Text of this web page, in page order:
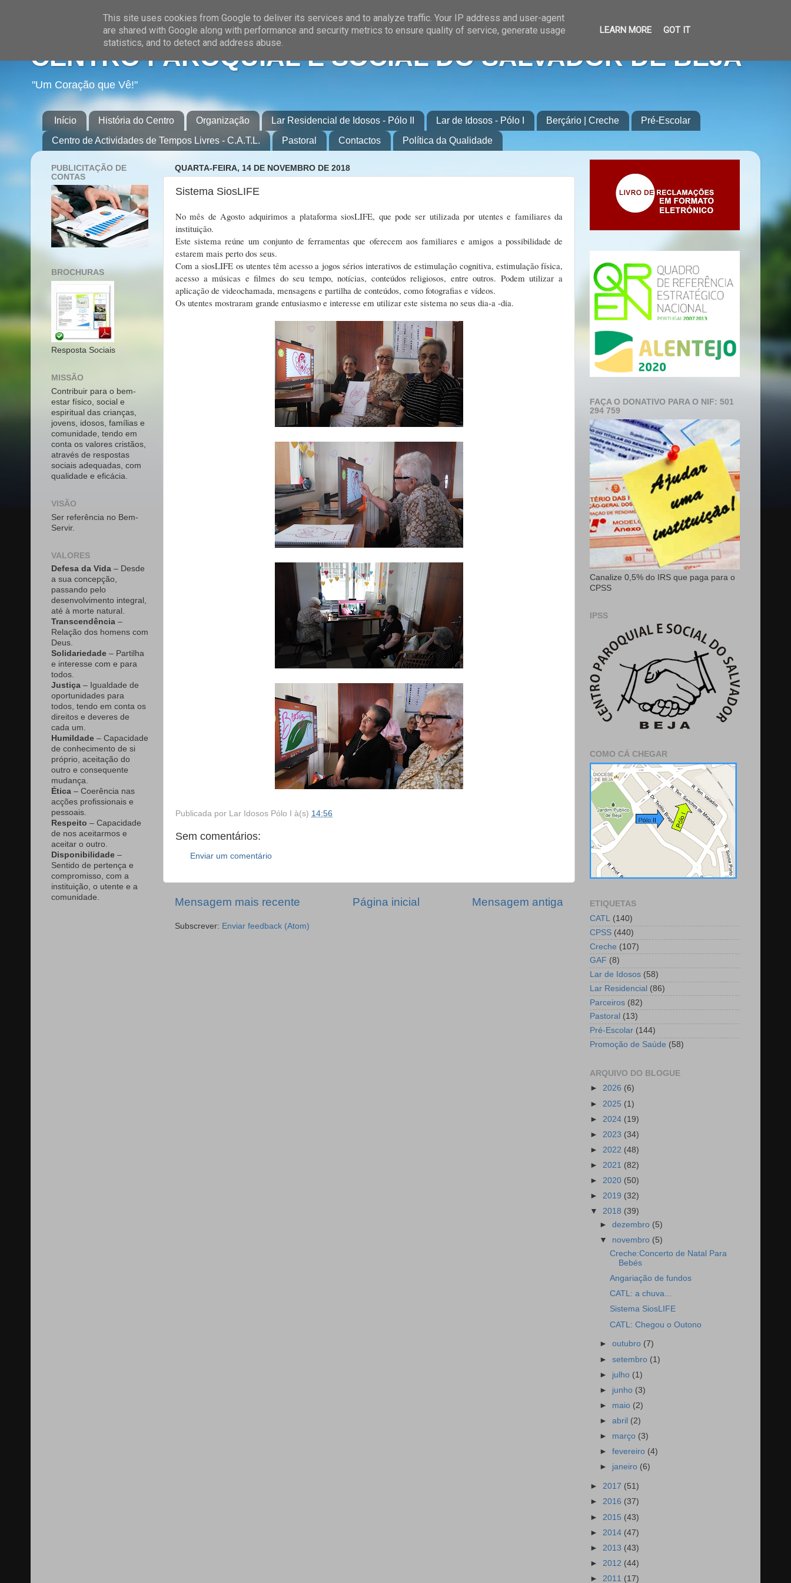
CENTRO PAROQUIAL E SOCIAL DO SALVADOR DE BEJA
"Um Coração que Vê!"
Início História do Centro Organização Lar Residencial de Idosos - Pólo II Lar de Idosos - Pólo I Berçário | Creche
Pré-Escolar
Centro de Actividades de Tempos Livres - C.A.T.L.
Pastoral Contactos Política da Qualidade
QUARTA-FEIRA, 14 DE NOVEMBRO DE 2018
Sistema SiosLIFE
No mês de Agosto adquirimos a plataforma siosLIFE, que pode ser utilizada por utentes e familiares da
instituição.
Este sistema reúne um conjunto de ferramentas que oferecem aos familiares e amigos a possibilidade de
estarem mais perto dos seus.
Com a siosLIFE os utentes têm acesso a jogos sérios interativos de estimulação cognitiva, estimulação física,
acesso a músicas e filmes do seu tempo, notícias, conteúdos religiosos, entre outros. Podem utilizar a
aplicação de videochamada, mensagens e partilha de conteúdos, como fotografias e vídeos.
Os utentes mostraram grande entusiasmo e interesse em utilizar este sistema no seus dia-a -dia.
Publicada por Lar Idosos Pólo I à(s) 14:56
Sem comentários:
Enviar um comentário
Mensagem mais recente Mensagem antiga
Página inicial
Subscrever: Enviar feedback (Atom)
PUBLICITAÇÃO DE
CONTAS
BROCHURAS
Resposta Sociais
MISSÃO
Contribuir para o bem-
estar físico, social e
espiritual das crianças,
jovens, idosos, famílias e
comunidade, tendo em
conta os valores cristãos,
através de respostas
sociais adequadas, com
qualidade e eficácia.
VISÃO
Ser referência no Bem-
Servir.
VALORES
Defesa da Vida – Desde
a sua concepção,
passando pelo
desenvolvimento integral,
até à morte natural.
Transcendência –
Relação dos homens com
Deus.
Solidariedade – Partilha
e interesse com e para
todos.
Justiça – Igualdade de
oportunidades para
todos, tendo em conta os
direitos e deveres de
cada um.
Humildade – Capacidade
de conhecimento de si
próprio, aceitação do
outro e consequente
mudança.
Ética – Coerência nas
acções profissionais e
pessoais.
Respeito – Capacidade
de nos aceitarmos e
aceitar o outro.
Disponibilidade –
Sentido de pertença e
compromisso, com a
instituição, o utente e a
comunidade.
FAÇA O DONATIVO PARA O NIF: 501
294 759
Canalize 0,5% do IRS que paga para o
CPSS
IPSS
COMO CÁ CHEGAR
ETIQUETAS
CATL (140)
CPSS (440)
Creche (107)
GAF (8)
Lar de Idosos (58)
Lar Residencial (86)
Parceiros (82)
Pastoral (13)
Pré-Escolar (144)
Promoção de Saúde (58)
ARQUIVO DO BLOGUE
► 2026 (6)
► 2025 (1)
► 2024 (19)
► 2023 (34)
► 2022 (48)
► 2021 (82)
► 2020 (50)
► 2019 (32)
▼ 2018 (39)
►dezembro (5)
▼ novembro (5)
Creche:Concerto de Natal Para
Bebés
Angariação de fundos
CATL: a chuva...
Sistema SiosLIFE
CATL: Chegou o Outono
►outubro (7)
►setembro (1)
► julho (1)
► junho (3)
► maio (2)
►abril (2)
► março (3)
►fevereiro (4)
► janeiro (6)
► 2017 (51)
► 2016 (37)
► 2015 (43)
► 2014 (47)
► 2013 (43)
► 2012 (44)
► 2011 (17)
This site uses cookies from Google to deliver its services and to analyze traffic. Your IP address and user-agent
are shared with Google along with performance and security metrics to ensure quality of service, generate usage
statistics, and to detect and address abuse.
LEARN MORE GOT IT